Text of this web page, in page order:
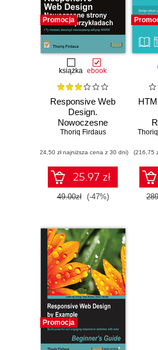
Promocja
książka ebook
Responsive Web
Design.
Nowoczesne
strony WWW na
Thoriq Firdaus
(24,50 zł najniższa cena z 30 dni)
25.97 zł
49.00zł (-47%)
(216,75
Promocja